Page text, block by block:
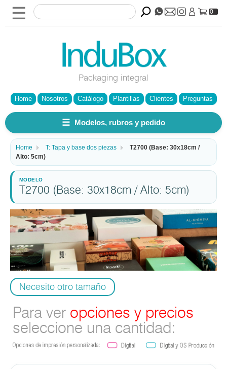
☰
Packaging integral
0
Home Nosotros Catálogo Plantillas Clientes Preguntas
☰ Modelos, rubros y pedido
Home T: Tapa y base dos piezas
T2700 (Base: 30x18cm /
Alto: 5cm)
T2700 (Base: 30x18cm / Alto: 5cm)
Necesito otro tamaño
Para ver opciones y precios
seleccione una cantidad: